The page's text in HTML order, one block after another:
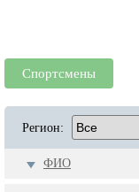
Спортсмены
Регион:
ФИО